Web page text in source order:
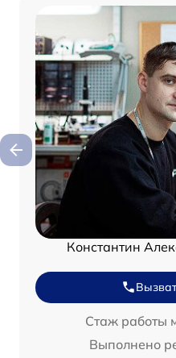
Константин
Стаж работы
Выполнено